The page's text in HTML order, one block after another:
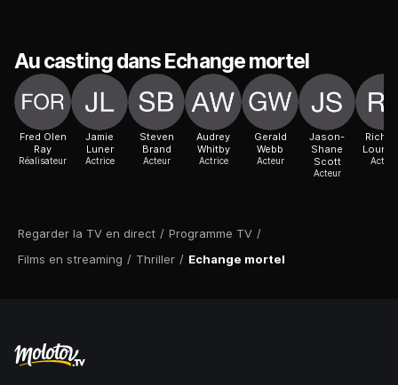
Regarder la TV en direct / Programme TV /
Films en streaming / Thriller / Echange mortel
Au casting dans Echange mortel
Fred Olen
Ray
Réalisateur
Jamie
Luner
Actrice
Steven
Brand
Acteur
Audrey
Whitby
Actrice
Gerald
Webb
Acteur
Jason-
Shane
Scott
Acteur
Acteur